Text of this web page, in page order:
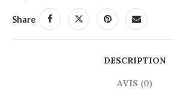
Share
DESCRIPTION
AVIS (0)